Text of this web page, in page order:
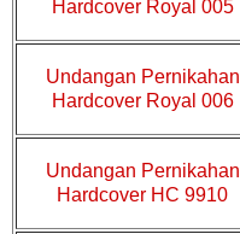
Hardcover Royal 005
Undangan Pernikahan
Hardcover Royal 006
Undangan Pernikahan
Hardcover HC 9910